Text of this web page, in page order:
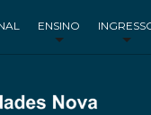
ENSINO